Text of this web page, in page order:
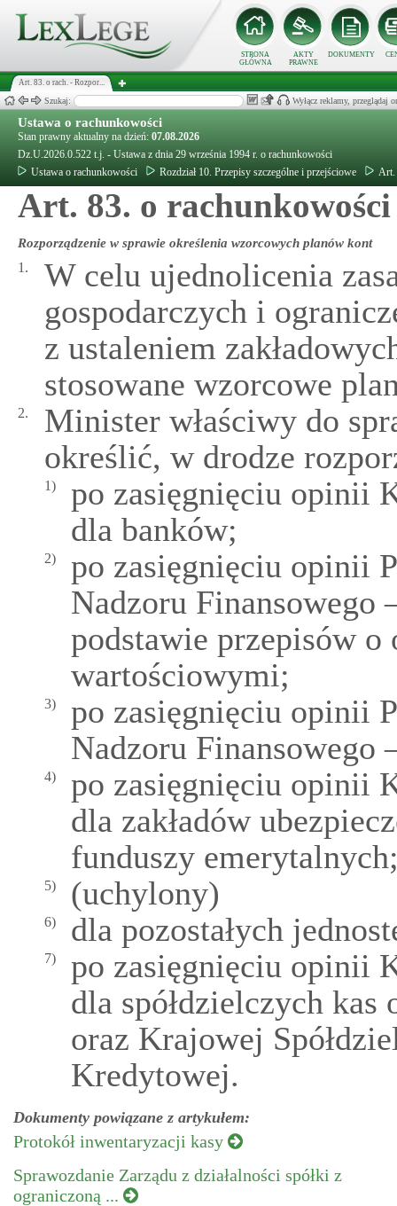
STRONA
GŁÓWNA
AKTY
PRAWNE
DOKUMENTY
Art. 83. o rach. - Rozpor...
Szukaj: Wyłącz reklamy, przeglądaj
Ustawa o rachunkowości
Stan prawny aktualny na dzień: 07.08.2026
Dz.U.2026.0.522 t.j. - Ustawa z dnia 29 września 1994 r. o rachunkowości
Ustawa o rachunkowości
Rozdział 10. Przepisy szczególne i przejściowe Art.
Art. 83. o rachunkowości
Rozporządzenie w sprawie określenia wzorcowych planów kont
1.
W celu ujednolicenia
gospodarczych i
z ustaleniem
stosowane wzorcowe
2.
Minister właściwy do
określić, w drodze
1)
po zasięgnięciu opinii
dla banków;
2)
po zasięgnięciu opinii
Nadzoru Finansowego
podstawie przepisów o
wartościowymi;
3)
po zasięgnięciu opinii
Nadzoru Finansowego
4)
po zasięgnięciu opinii
dla zakładów
funduszy
5) (uchylony)
6) dla pozostałych
7)
po zasięgnięciu opinii
dla spółdzielczych
oraz Krajowej
Kredytowej.
Dokumenty powiązane z artykułem:
Protokół inwentaryzacji kasy
Sprawozdanie Zarządu z działalności spółki z
ograniczoną ...